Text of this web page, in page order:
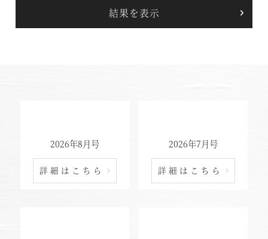
2026年8月号
詳細はこちら
2026年7月号
詳細はこちら